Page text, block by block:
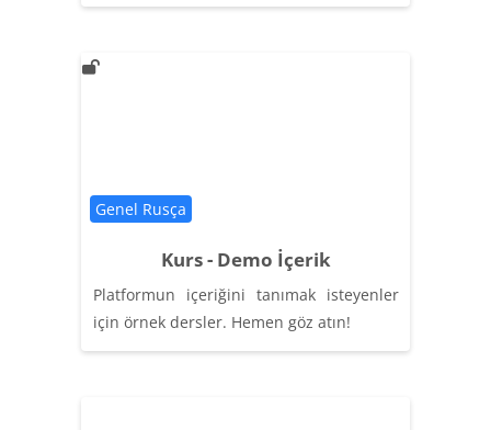
Kurs - Demo İçerik
Категория курса
Genel Rusça
Platformun içeriğini tanımak isteyenler
için örnek dersler. Hemen göz atın!